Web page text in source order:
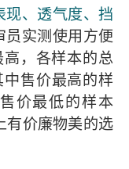
现、透气度、挡
员实测使用方便
，各样本的总
售价最高的样
价最低的样本
有价廉物美的选